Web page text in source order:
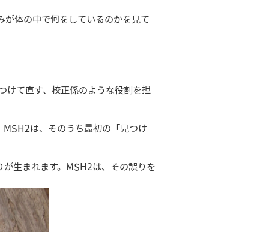
が体の中で何をしているのかを見て
けて直す、校正係のような役割を担
MSH2は、そのうち最初の「見つけ
生まれます。MSH2は、その誤りを